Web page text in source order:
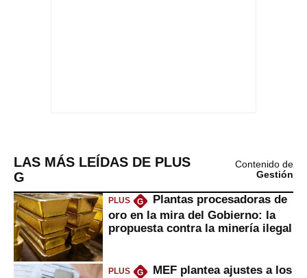
LAS MÁS LEÍDAS DE PLUS
G
Contenido de
Gestión
PLUS G
Plantas procesadoras de
oro en la mira del Gobierno: la
propuesta contra la minería ilegal
PLUS G
MEF plantea ajustes a los